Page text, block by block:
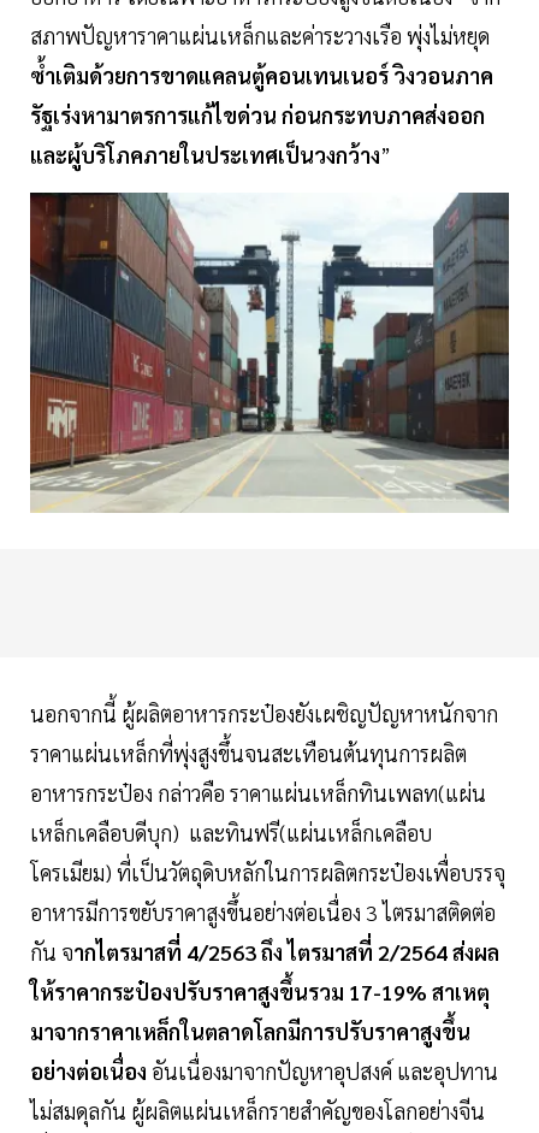
สภาพปัญหาราคาแผ่นเหล็กและค่าระวางเรือ พุ่งไม่หยุด
ซ้ำเติมด้วยการขาดแคลนตู้คอนเทนเนอร์ วิงวอนภาค
รัฐเร่งหามาตรการแก้ไขด่วน ก่อนกระทบภาคส่งออก
และผู้บริโภคภายในประเทศเป็นวงกว้าง”
นอกจากนี้ ผู้ผลิตอาหารกระป๋องยังเผชิญปัญหาหนักจาก
ราคาแผ่นเหล็กที่พุ่งสูงขึ้นจนสะเทือนต้นทุนการผลิต
อาหารกระป๋อง กล่าวคือ ราคาแผ่นเหล็กทินเพลท(แผ่น
เหล็กเคลือบดีบุก) และทินฟรี(แผ่นเหล็กเคลือบ
โครเมียม) ที่เป็นวัตถุดิบหลักในการผลิตกระป๋องเพื่อบรรจุ
อาหารมีการขยับราคาสูงขึ้นอย่างต่อเนื่อง 3 ไตรมาสติดต่อ
กัน จากไตรมาสที่ 4/2563 ถึง ไตรมาสที่ 2/2564 ส่งผล
ให้ราคากระป๋องปรับราคาสูงขึ้นรวม 17-19% สาเหตุ
มาจากราคาเหล็กในตลาดโลกมีการปรับราคาสูงขึ้น
อย่างต่อเนื่อง อันเนื่องมาจากปัญหาอุปสงค์ และอุปทาน
ไม่สมดุลกัน ผู้ผลิตแผ่นเหล็กรายสำคัญของโลกอย่างจีน